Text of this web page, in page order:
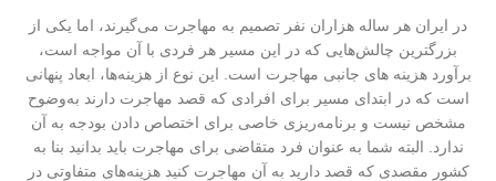
در ایران هر ساله هزاران نفر تصمیم به مهاجرت می‌گیرند، اما یکی از
بزرگترین چالش‌هایی که در این مسیر هر فردی با آن مواجه است،
برآورد هزینه های جانبی مهاجرت است. این نوع از هزینه‌ها، ابعاد پنهانی
است که در ابتدای مسیر برای افرادی که قصد مهاجرت دارند به‌وضوح
مشخص نیست و برنامه‌ریزی خاصی برای اختصاص دادن بودجه به آن
ندارد. البته شما به عنوان فرد متقاضی برای مهاجرت باید بدانید بنا به
کشور مقصدی که قصد دارید به آن مهاجرت کنید هزینه‌های متفاوتی در